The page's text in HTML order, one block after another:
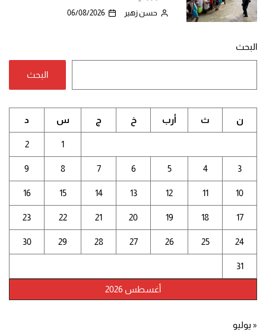
حسن زهير 06/08/2026
البحث
البحث
أغسطس 2026
ن ث أرب خ ج س د
1
2
3
4
5
6
7
8
9
10
11
12
13
14
15
16
17
18
19
20
21
22
23
24
25
26
27
28
29
30
31
« يوليو